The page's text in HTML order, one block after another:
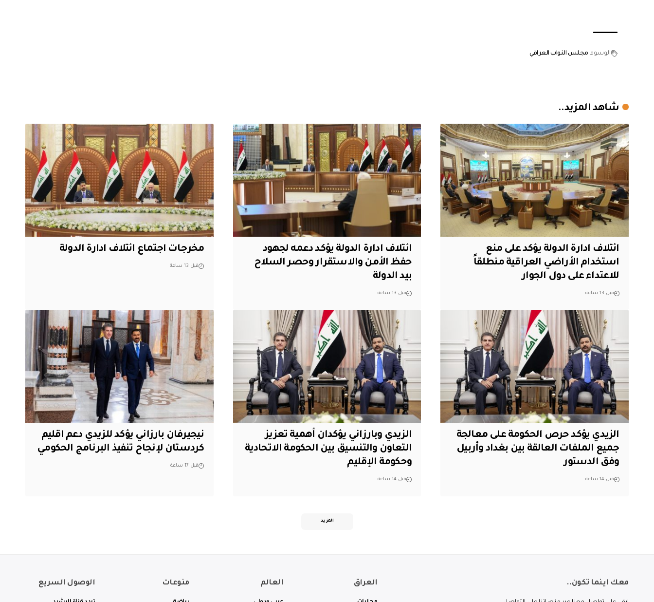
الوسوم مجلس النواب العراقي
شاهد المزيد..
ائتلاف ادارة الدولة يؤكد على منع
استخدام الأراضي العراقية منطلقاً
للاعتداء على دول الجوار
قبل 13 ساعة
ائتلاف ادارة الدولة يؤكد دعمه لجهود
حفظ الأمن والاستقرار وحصر السلاح
بيد الدولة
قبل 13 ساعة
مخرجات اجتماع ائتلاف ادارة الدولة
قبل 13 ساعة
الزيدي يؤكد حرص الحكومة على معالجة
جميع الملفات العالقة بين بغداد وأربيل
وفق الدستور
قبل 14 ساعة
الزيدي وبارزاني يؤكدان أهمية تعزيز
التعاون والتنسيق بين الحكومة الاتحادية
وحكومة الإقليم
قبل 14 ساعة
نيجيرفان بارزاني يؤكد للزيدي دعم اقليم
‏كردستان لإنجاح تنفيذ البرنامج الحكومي
قبل 17 ساعة
المزيد
معك اينما تكون.. العراق العالم منوعات الوصول السريع